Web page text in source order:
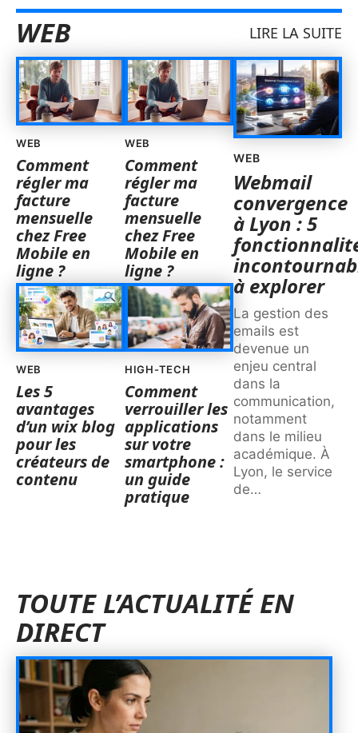
WEB LIRE LA SUITE
WEB
Comment
régler ma
facture
mensuelle
chez Free
Mobile en
ligne ?
WEB
Les 5
avantages
d’un wix blog
pour les
créateurs de
contenu
WEB
Comment
régler ma
facture
mensuelle
chez Free
Mobile en
ligne ?
HIGH-TECH
Comment
verrouiller les
applications
sur votre
smartphone :
un guide
pratique
WEB
Webmail
convergence
à Lyon : 5
à explorer
La gestion des
emails est
devenue un
enjeu central
dans la
communication,
notamment
dans le milieu
académique. À
Lyon, le service
de…
TOUTE L’ACTUALITÉ EN
DIRECT